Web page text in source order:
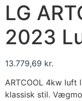
LG
2023
13.779,69 kr.
ARTCOOL 4kw luft
klassisk stil.